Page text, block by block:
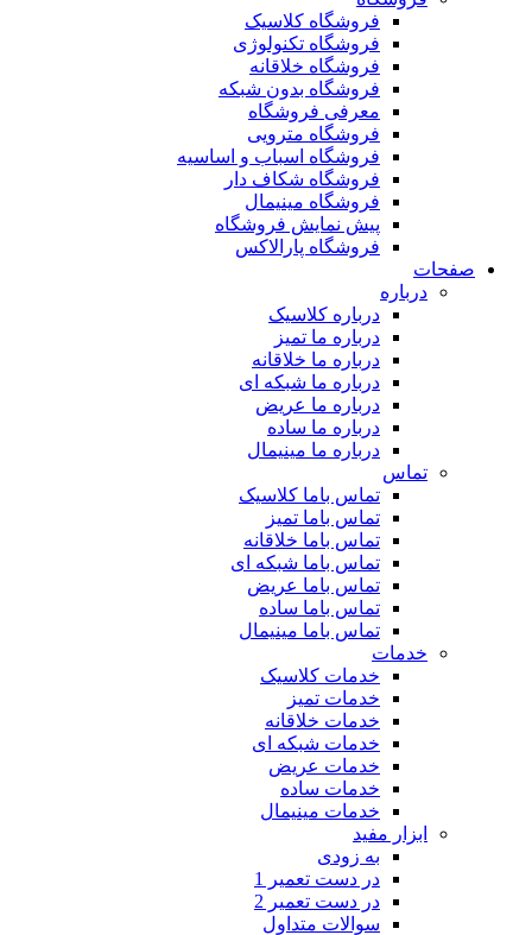
فروشگاه کلاسیک
فروشگاه تکنولوژی
فروشگاه خلاقانه
فروشگاه بدون شبکه
معرفی فروشگاه
فروشگاه مترویی
فروشگاه اسباب و اساسیه
فروشگاه شکاف دار
فروشگاه مینیمال
پیش نمایش فروشگاه
فروشگاه پارالاکس
صفحات
درباره
درباره کلاسیک
درباره ما تمیز
درباره ما خلاقانه
درباره ما شبکه ای
درباره ما عریض
درباره ما ساده
درباره ما مینیمال
تماس
تماس باما کلاسیک
تماس باما تمیز
تماس باما خلاقانه
تماس باما شبکه ای
تماس باما عریض
تماس باما ساده
تماس باما مینیمال
خدمات
خدمات کلاسیک
خدمات تمیز
خدمات خلاقانه
خدمات شبکه ای
خدمات عریض
خدمات ساده
خدمات مینیمال
ابزار مفید
به زودی
در دست تعمیر 1
در دست تعمیر 2
سوالات متداول